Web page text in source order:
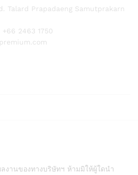
Talard Prapadaeng Samutprakarn
2463 1750
งานของทางบริษัทฯ ห้ามมิให้ผู้ใดนำ